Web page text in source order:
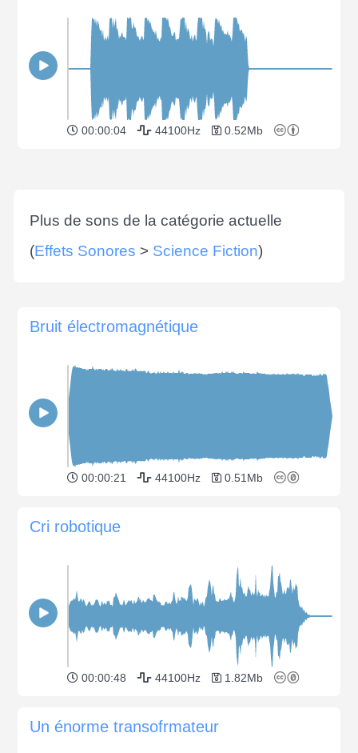
00:00:04 44100Hz 0.52Mb
Plus de sons de la catégorie actuelle
(Effets Sonores > Science Fiction)
Bruit électromagnétique
00:00:21 44100Hz 0.51Mb
Cri robotique
00:00:48 44100Hz 1.82Mb
Un énorme transofrmateur